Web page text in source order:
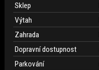
Sklep
Výtah
Zahrada
Dopravní dostupnost
Parkování